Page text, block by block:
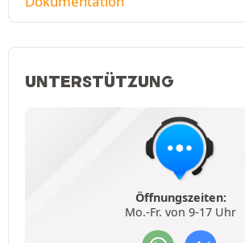
UNTERSTÜTZUNG
Öffnungszeiten:
Mo.-Fr. von 9-17 Uhr